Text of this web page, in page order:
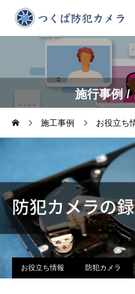
施行事例 /
施工事例 お役立ち
お役立ち情報 防犯カメラ